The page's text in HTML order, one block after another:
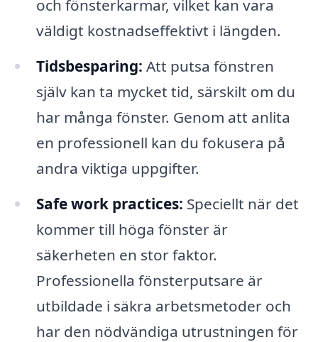
och fönsterkarmar, vilket kan vara
väldigt kostnadseffektivt i längden.
Tidsbesparing: Att putsa fönstren
själv kan ta mycket tid, särskilt om du
har många fönster. Genom att anlita
en professionell kan du fokusera på
andra viktiga uppgifter.
Safe work practices: Speciellt när det
kommer till höga fönster är
säkerheten en stor faktor.
Professionella fönsterputsare är
utbildade i säkra arbetsmetoder och
har den nödvändiga utrustningen för